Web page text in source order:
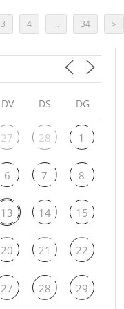
3 4 … 34 >
DV DS DG
27 28 1
6 7 8
13 14 15
20 21 22
27 28 29